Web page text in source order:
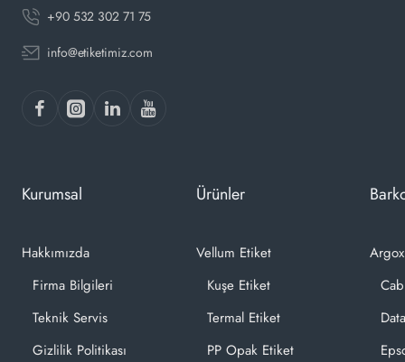
+90 532 302 71 75
info@etiketimiz.com
Kurumsal
Hakkımızda
Firma Bilgileri
Teknik Servis
Gizlilik Politikası
Ürünler
Vellum Etiket
Kuşe Etiket
Termal Etiket
PP Opak Etiket